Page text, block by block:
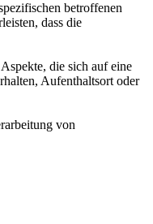
betroffenen
dass die
die sich auf eine
Aufenthaltsort oder
von